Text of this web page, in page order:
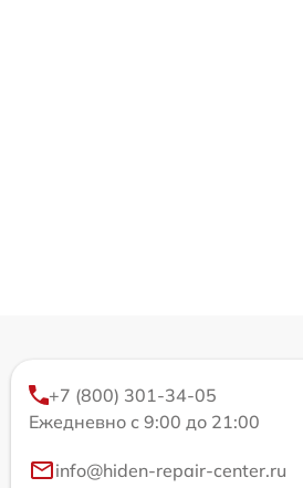
+7 (800) 301-34-05
Ежедневно с 9:00 до 21:00
info@hiden-repair-center.ru